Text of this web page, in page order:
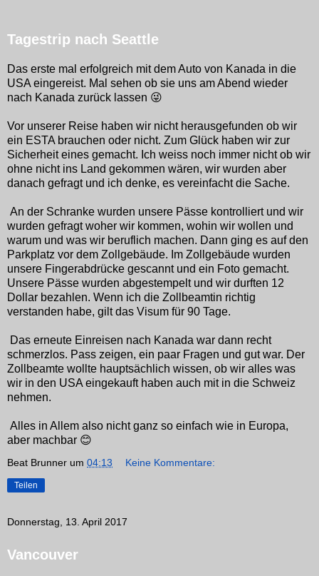
Tagestrip nach Seattle
Das erste mal erfolgreich mit dem Auto von Kanada in die
USA eingereist. Mal sehen ob sie uns am Abend wieder
nach Kanada zurück lassen 😜
Vor unserer Reise haben wir nicht herausgefunden ob wir
ein ESTA brauchen oder nicht. Zum Glück haben wir zur
Sicherheit eines gemacht. Ich weiss noch immer nicht ob wir
ohne nicht ins Land gekommen wären, wir wurden aber
danach gefragt und ich denke, es vereinfacht die Sache.
An der Schranke wurden unsere Pässe kontrolliert und wir
wurden gefragt woher wir kommen, wohin wir wollen und
warum und was wir beruflich machen. Dann ging es auf den
Parkplatz vor dem Zollgebäude. Im Zollgebäude wurden
unsere Fingerabdrücke gescannt und ein Foto gemacht.
Unsere Pässe wurden abgestempelt und wir durften 12
Dollar bezahlen. Wenn ich die Zollbeamtin richtig
verstanden habe, gilt das Visum für 90 Tage.
Das erneute Einreisen nach Kanada war dann recht
schmerzlos. Pass zeigen, ein paar Fragen und gut war. Der
Zollbeamte wollte hauptsächlich wissen, ob wir alles was
wir in den USA eingekauft haben auch mit in die Schweiz
nehmen.
Alles in Allem also nicht ganz so einfach wie in Europa,
aber machbar 😊
Beat Brunner um 04:13 Keine Kommentare:
Teilen
Donnerstag, 13. April 2017
Vancouver